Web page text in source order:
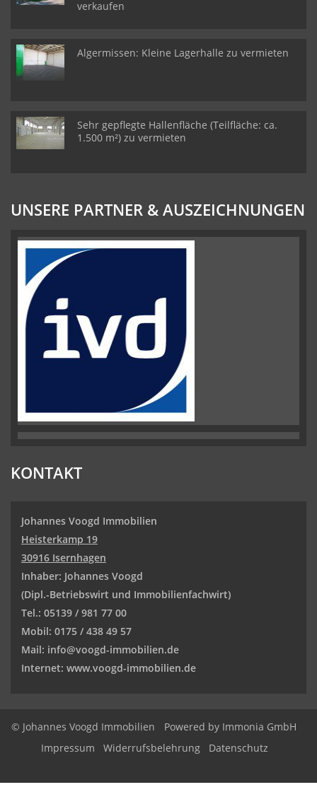
verkaufen
Algermissen: Kleine Lagerhalle zu vermieten
Sehr gepflegte Hallenfläche (Teilfläche: ca.
1.500 m²) zu vermieten
UNSERE PARTNER & AUSZEICHNUNGEN
KONTAKT
Johannes Voogd Immobilien
Heisterkamp 19
30916 Isernhagen
Inhaber: Johannes Voogd
(Dipl.-Betriebswirt und Immobilienfachwirt)
Tel.: 05139 / 981 77 00
Mobil: 0175 / 438 49 57
Mail: info@voogd-immobilien.de
Internet: www.voogd-immobilien.de
© Johannes Voogd Immobilien
Powered by Immonia GmbH
Impressum
Widerrufsbelehrung Datenschutz